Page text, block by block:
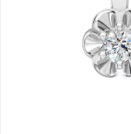
Bilaguzuklar